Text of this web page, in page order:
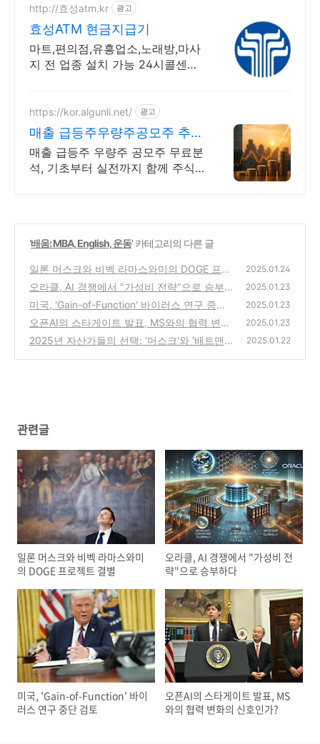
http://효성atm.kr 광고
효성ATM 현금지급기
마트,편의점,유흥업소,노래방,마사
지 전 업종 설치 가능 24시콜센터
https://kor.algunli.net/ 광고
매출 급등주우량주공모주 추
종목전망, 분석자료 제공
매출 급등주 우량주 공모주 무료분
석, 기초부터 실전까지 함께 주식
'배움: MBA, English, 운동' 카테고리의 다른 글
일론 머스크와 비벡 라마스와미의 DOGE 프로
젝트 결별
(14)
2025.01.24
오라클, AI 경쟁에서 "가성비 전략"으로 승부
하다
(7)
2025.01.23
미국, 'Gain-of-Function' 바이러스 연구 중단
검토
(3)
2025.01.23
오픈AI의 스타게이트 발표, MS와의 협력 변화
의 신호인가?
(8)
2025.01.23
2025년 자산가들의 선택: '머스크'와 '배트맨
2025.01.22
관련글
일론 머스크와 비벡 라마스와미
의 DOGE 프로젝트 결별
오라클, AI 경쟁에서 "가성비 전
략"으로 승부하다
미국, 'Gain-of-Function' 바이
러스 연구 중단 검토
오픈AI의 스타게이트 발표, MS
와의 협력 변화의 신호인가?